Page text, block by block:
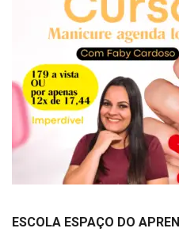
ESCOLA ESPAÇO DO